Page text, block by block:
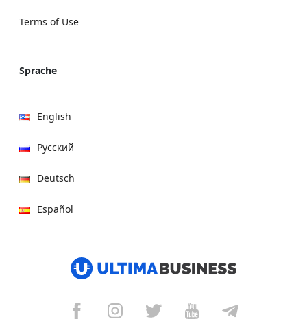
Terms of Use
Sprache
English
Русский
Deutsch
Español